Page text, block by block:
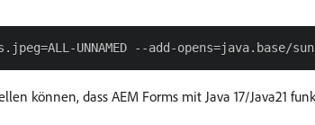
können, dass AEM Forms mit Java 17/Java21